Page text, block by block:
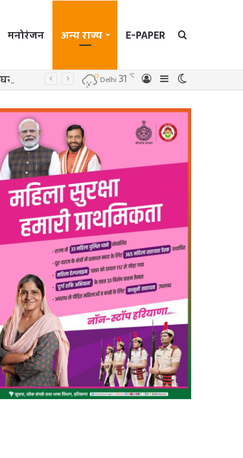
मनोरंजन अन्य राज्य E-PAPER Search
पर Sidebar
Log
Delhi 31 ℃